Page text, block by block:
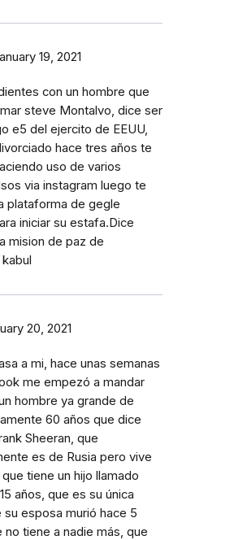
19, 2021
con un hombre que
steve Montalvo, dice ser
e5 del ejercito de EEUU,
hace tres años te
uso de varios
via instagram luego te
plataforma de gegle
iniciar su estafa.Dice
mision de paz de
20, 2021
a mi, hace unas semanas
me empezó a mandar
hombre ya grande de
60 años que dice
Sheeran, que
es de Rusia pero vive
tiene un hijo llamado
años, que es su única
su esposa murió hace 5
no tiene a nadie más, que